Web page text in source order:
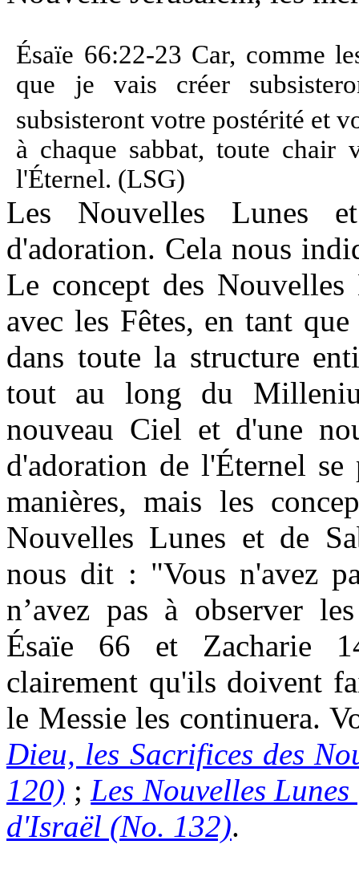
Ésaïe 66:22-23 Car, comme
que je vais créer
subsisteront votre postérité et
à chaque sabbat, toute chair
l'Éternel. (LSG)
Les Nouvelles Lunes
d'adoration. Cela nous
Le concept des Nouvelles
avec les Fêtes, en tant
dans toute la structure
tout au long du
nouveau Ciel et d'une
d'adoration de l'Éternel
manières, mais les
Nouvelles Lunes et de
nous dit : "Vous n'avez
n’avez pas à observer
Ésaïe 66 et Zacharie
clairement qu'ils doivent
le Messie les continuera.
Dieu, les Sacrifices des
120) ;Les Nouvelles
d'Israël (No. 132).